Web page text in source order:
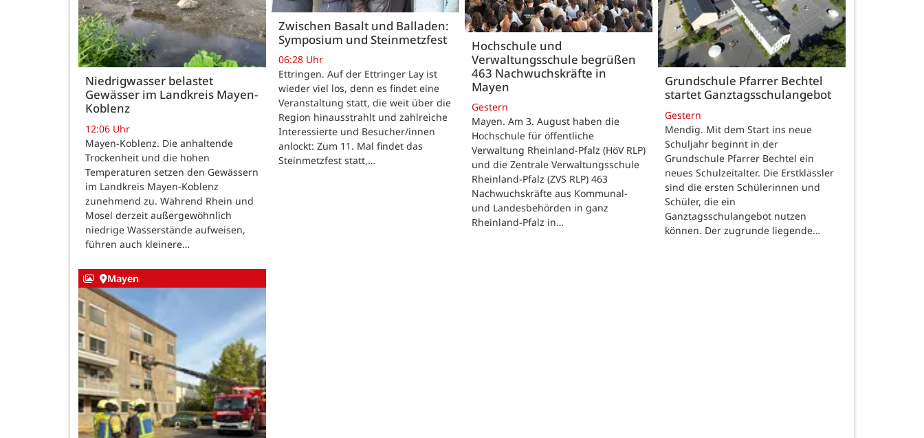
Niedrigwasser belastet
Gewässer im Landkreis Mayen-
Koblenz
12:06 Uhr
Mayen-Koblenz. Die anhaltende
Trockenheit und die hohen
Temperaturen setzen den Gewässern
im Landkreis Mayen-Koblenz
zunehmend zu. Während Rhein und
Mosel derzeit außergewöhnlich
niedrige Wasserstände aufweisen,
führen auch kleinere…
Zwischen Basalt und Balladen:
Symposium und Steinmetzfest
06:28 Uhr
Ettringen. Auf der Ettringer Lay ist
wieder viel los, denn es findet eine
Veranstaltung statt, die weit über die
Region hinausstrahlt und zahlreiche
Interessierte und Besucher/innen
anlockt: Zum 11. Mal findet das
Steinmetzfest statt,…
Hochschule und
Verwaltungsschule begrüßen
463 Nachwuchskräfte in
Mayen
Gestern
Mayen. Am 3. August haben die
Hochschule für öffentliche
Verwaltung Rheinland-Pfalz (HöV RLP)
und die Zentrale Verwaltungsschule
Rheinland-Pfalz (ZVS RLP) 463
Nachwuchskräfte aus Kommunal-
und Landesbehörden in ganz
Rheinland-Pfalz in…
Grundschule Pfarrer Bechtel
startet Ganztagsschulangebot
Gestern
Mendig. Mit dem Start ins neue
Schuljahr beginnt in der
Grundschule Pfarrer Bechtel ein
neues Schulzeitalter. Die Erstklässler
sind die ersten Schülerinnen und
Schüler, die ein
Ganztagsschulangebot nutzen
können. Der zugrunde liegende…
Mayen